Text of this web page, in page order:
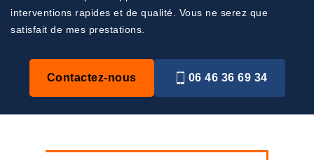
interventions rapides et de qualité. Vous ne serez que
satisfait de mes prestations.
Contactez-nous 06 46 36 69 34